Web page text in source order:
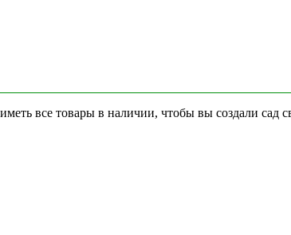
все товары в наличии, чтобы вы создали сад